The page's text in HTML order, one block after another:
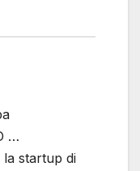
…
startup di